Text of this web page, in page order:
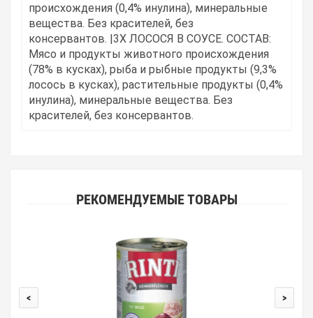
происхождения (0,4% инулина), минеральные
вещества. Без красителей, без
консервантов. |3X ЛОСОСЯ В СОУСЕ. СОСТАВ:
Мясо и продукты животного происхождения
(78% в кусках), рыба и рыбные продукты (9,3%
лосось в кусках), растительные продукты (0,4%
инулина), минеральные вещества. Без
красителей, без консервантов.
РЕКОМЕНДУЕМЫЕ ТОВАРЫ
< >